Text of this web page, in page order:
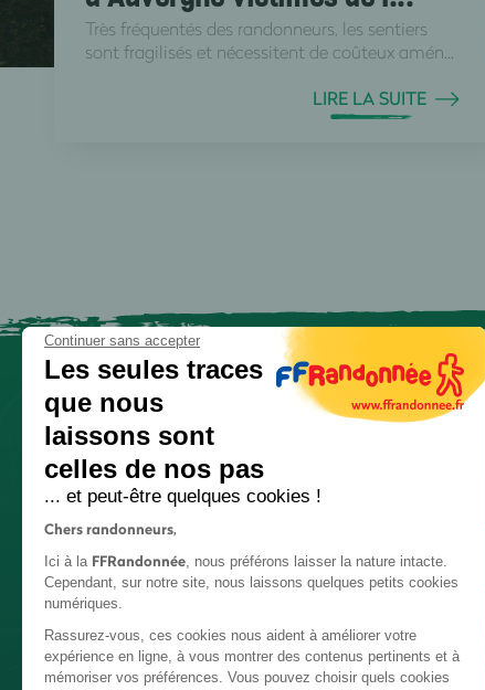
Très fréquentés des randonneurs, les sentiers
sont fragilisés et nécessitent de coûteux amén...
LIRE LA SUITE
Continuer sans accepter
Les seules traces
que nous
laissons sont
celles de nos pas
... et peut-être quelques cookies !
Chers randonneurs,
Ici à la FFRandonnée, nous préférons laisser la nature intacte.
Cependant, sur notre site, nous laissons quelques petits cookies
numériques.
Rassurez-vous, ces cookies nous aident à améliorer votre
expérience en ligne, à vous montrer des contenus pertinents et à
mémoriser vos préférences. Vous pouvez choisir quels cookies